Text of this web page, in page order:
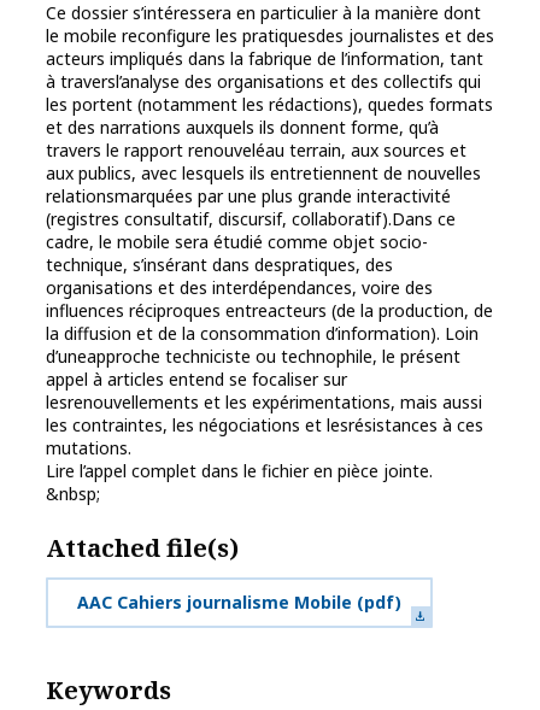
Ce dossier s’intéressera en particulier à la manière dont
le mobile reconfigure les pratiquesdes journalistes et des
acteurs impliqués dans la fabrique de l’information, tant
à traversl’analyse des organisations et des collectifs qui
les portent (notamment les rédactions), quedes formats
et des narrations auxquels ils donnent forme, qu’à
travers le rapport renouveléau terrain, aux sources et
aux publics, avec lesquels ils entretiennent de nouvelles
relationsmarquées par une plus grande interactivité
(registres consultatif, discursif, collaboratif).Dans ce
cadre, le mobile sera étudié comme objet socio-
technique, s’insérant dans despratiques, des
organisations et des interdépendances, voire des
influences réciproques entreacteurs (de la production, de
la diffusion et de la consommation d’information). Loin
d’uneapproche techniciste ou technophile, le présent
appel à articles entend se focaliser sur
lesrenouvellements et les expérimentations, mais aussi
les contraintes, les négociations et lesrésistances à ces
mutations.
Lire l’appel complet dans le fichier en pièce jointe.
&nbsp;
Attached file(s)
AAC Cahiers journalisme Mobile (pdf)
Keywords